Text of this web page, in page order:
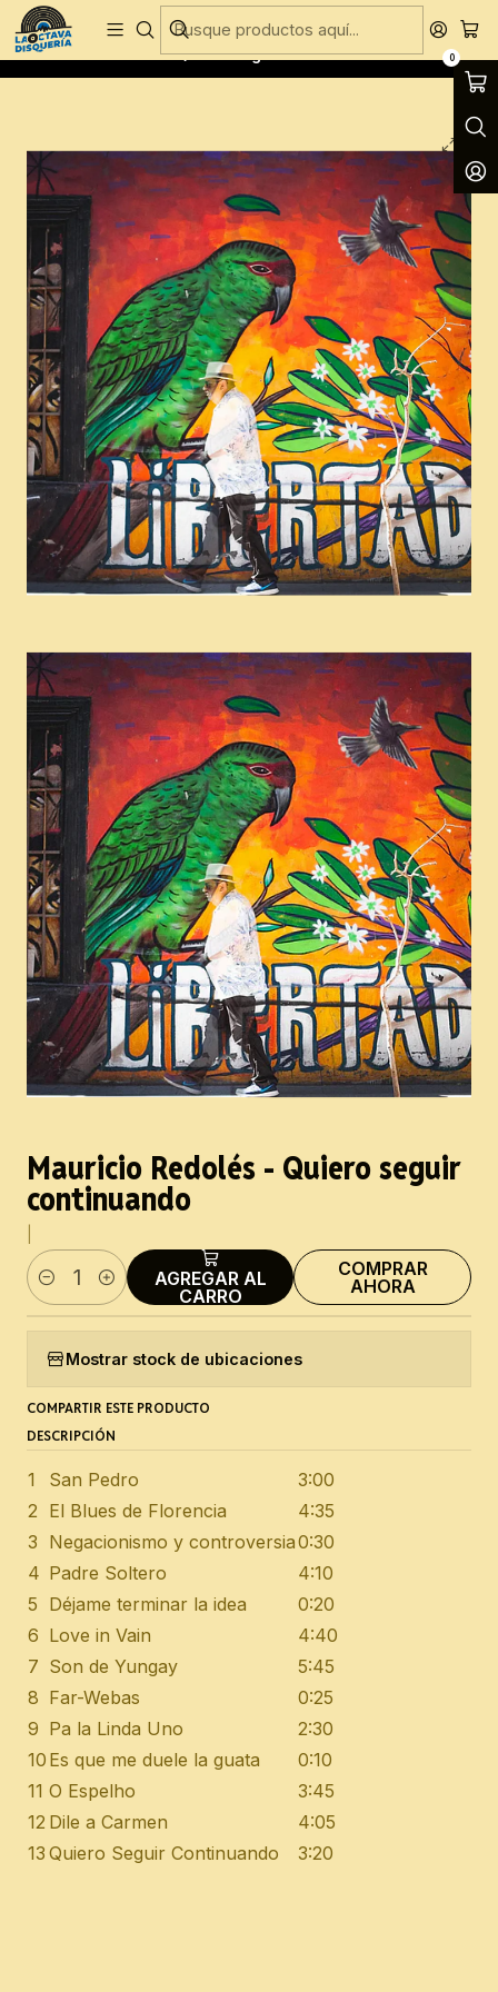
0
Entregas Gratis todos los días en Concepción
Inicio CD´S
CD´S Nuevos
Mauricio Redolés - Quiero seguir continuando
Mauricio Redolés - Quiero seguir
continuando
Cantidad
AGREGAR AL
CARRO
COMPRAR
AHORA
Mostrar stock de ubicaciones
COMPARTIR ESTE PRODUCTO
DESCRIPCIÓN
1 San Pedro
3:00
2 El Blues de Florencia
4:35
3 Negacionismo y controversia0:30
4 Padre Soltero
4:10
5 Déjame terminar la idea
0:20
6 Love in Vain
4:40
7 Son de Yungay
5:45
8 Far-Webas
0:25
9 Pa la Linda Uno
2:30
10 Es que me duele la guata
0:10
11 O Espelho
3:45
12 Dile a Carmen
4:05
13 Quiero Seguir Continuando 3:20